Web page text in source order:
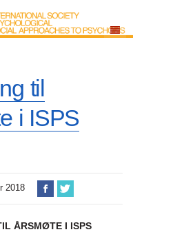
til
i ISPS
2018
ÅRSMØTE I ISPS